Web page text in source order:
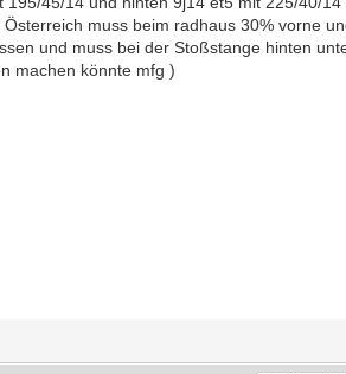
muss beim radhaus 30% vorne
und muss bei der Stoßstange hinten
machen könnte mfg )